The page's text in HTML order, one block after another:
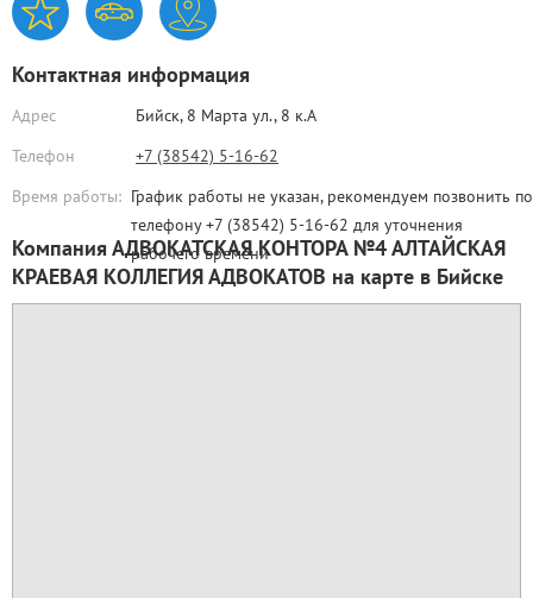
Контактная информация
Адрес Бийск, 8 Марта ул., 8 к.А
Телефон
+7 (38542) 5-16-62
Время работы: График работы не указан, рекомендуем позвонить по
телефону +7 (38542) 5-16-62 для уточнения
рабочего времени
Компания АДВОКАТСКАЯ КОНТОРА №4 АЛТАЙСКАЯ
КРАЕВАЯ КОЛЛЕГИЯ АДВОКАТОВ на карте в Бийске